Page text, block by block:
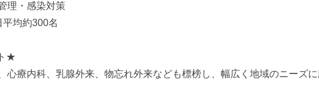
理・感染対策
均約300名
★
心療内科、乳腺外来、物忘れ外来なども標榜し、幅広く地域のニーズに